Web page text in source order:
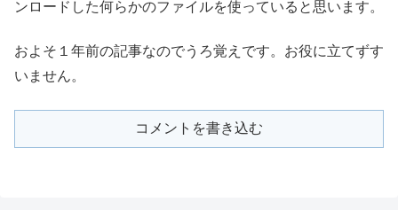
ンロードした何らかのファイルを使っていると思います。
およそ１年前の記事なのでうろ覚えです。お役に立てずす
いません。
コメントを書き込む